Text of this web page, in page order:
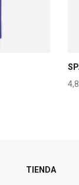
TIENDA